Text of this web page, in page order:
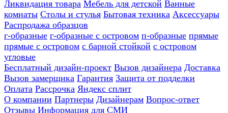
Ликвидация товара Мебель для детской Ванные
комнаты Столы и стулья Бытовая техника Аксессуары
Распродажа образцов
г-образные г-образные с островом п-образные прямые
прямые с островом с барной стойкой с островом
угловые
Бесплатный дизайн-проект Вызов дизайнера Доставка
Вызов замерщика Гарантия Защита от подделки
Оплата Рассрочка Яндекс сплит
О компании Партнеры Дизайнерам Вопрос-ответ
Отзывы Информация для СМИ